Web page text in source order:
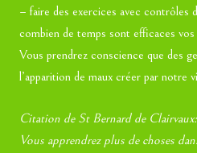
– faire des exercices avec contrôles
combien de temps sont efficaces
Vous prendrez conscience que des
l’apparition de maux créer par notre
Citation de St Bernard de Clairvaux:
Vous apprendrez plus de choses